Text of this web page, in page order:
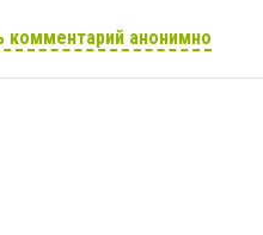
комментарий анонимно